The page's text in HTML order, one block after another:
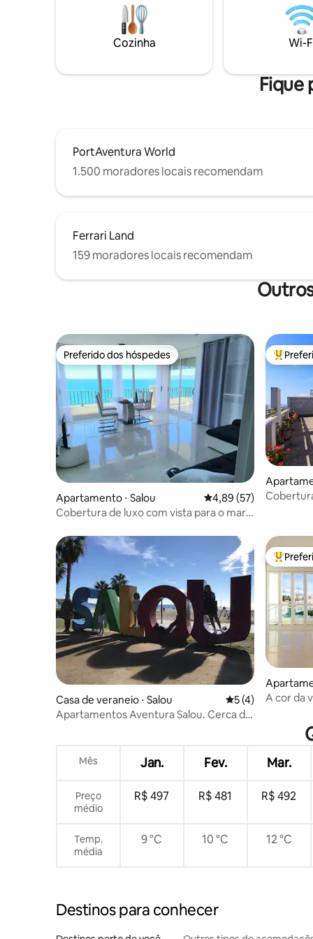
curta distância a pé. Conforto ideal o ano
todo. Ideal para famílias ou grupos de
amigos que procuram espaço, conforto,
acessibilidade e tranquilidade.
Cozinha Wi-
Fique
PortAventura World
1.500 moradores locais recomendam
Ferrari Land
159 moradores locais recomendam
Preferido dos hóspedes
Preferido dos hóspedes
Apartamento ⋅ Salou 4,89 de uma
4,89 (57)
Cobertura de luxo com vista para o mar.
Entre
Casa de veraneio ⋅ Salou 5 de uma
5 (4)
Apartamentos Aventura Salou. Cerca de
Entre
A cor da
Mês Jan. Fev. Mar.
Preço
médio
R$ 497 R$ 481 R$ 492
Temp.
média
9 °C 10 °C 12 °C
Destinos para conhecer